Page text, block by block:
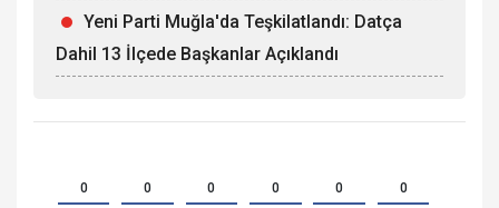
Yeni Parti Muğla'da Teşkilatlandı: Datça
Dahil 13 İlçede Başkanlar Açıklandı
0 0 0 0 0 0